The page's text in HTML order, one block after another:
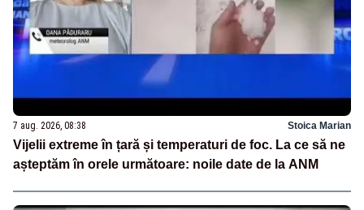
7 aug. 2026, 08:38 Stoica Marian
Vijelii extreme în țară și temperaturi de foc. La ce să ne
așteptăm în orele următoare: noile date de la ANM